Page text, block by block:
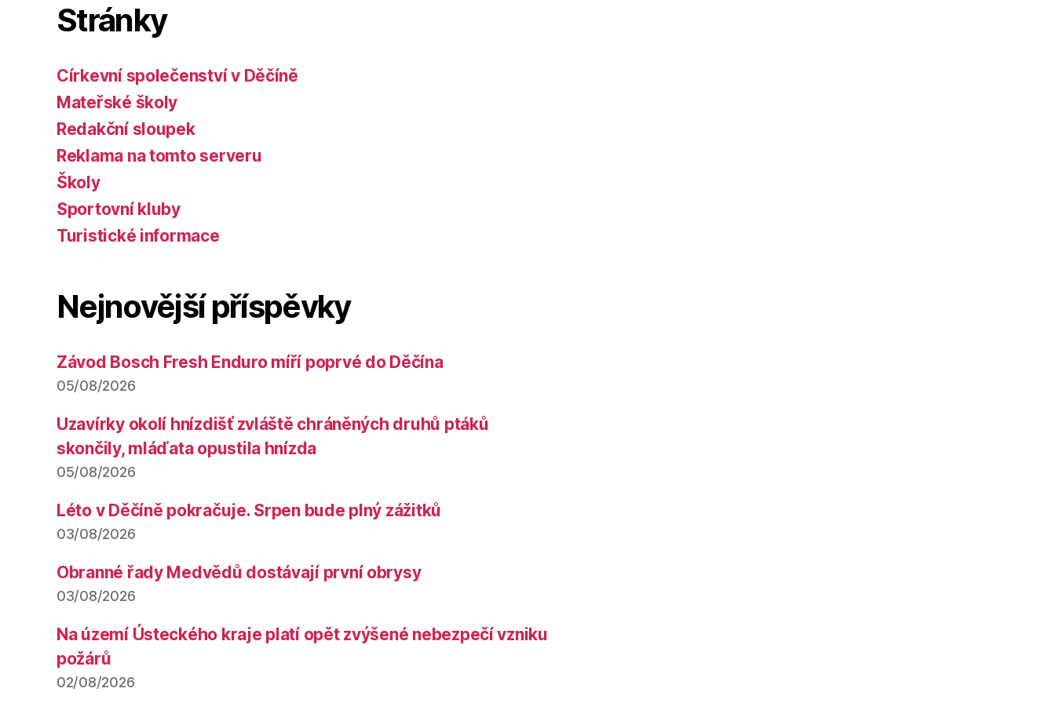
Stránky
Církevní společenství v Děčíně
Mateřské školy
Redakční sloupek
Reklama na tomto serveru
Školy
Sportovní kluby
Turistické informace
Nejnovější příspěvky
Závod Bosch Fresh Enduro míří poprvé do Děčína
05/08/2026
Uzavírky okolí hnízdišť zvláště chráněných druhů ptáků
skončily, mláďata opustila hnízda
05/08/2026
Léto v Děčíně pokračuje. Srpen bude plný zážitků
03/08/2026
Obranné řady Medvědů dostávají první obrysy
03/08/2026
Na území Ústeckého kraje platí opět zvýšené nebezpečí vzniku
požárů
02/08/2026